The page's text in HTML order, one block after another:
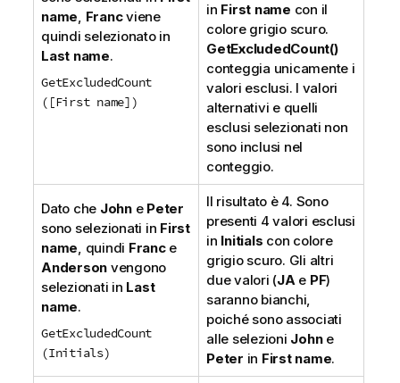
name Francviene
quindi selezionato in
Last name.
GetExcludedCount
([First name])
in First name con il
colore grigio scuro.
GetExcludedCount()
conteggia unicamente i
valori esclusi. I valori
alternativi e quelli
esclusi selezionati non
sono inclusi nel
conteggio.
Dato che Johne Peter
sono selezionati in First
name , quindi France
Anderson vengono
selezionati in Last
name.
GetExcludedCount
(Initials)
Il risultato è 4. Sono
presenti 4 valori esclusi
in Initials con colore
grigio scuro. Gli altri
due valori (JA e PF)
saranno bianchi,
poiché sono associati
alle selezioni Johne
Peter in First name.